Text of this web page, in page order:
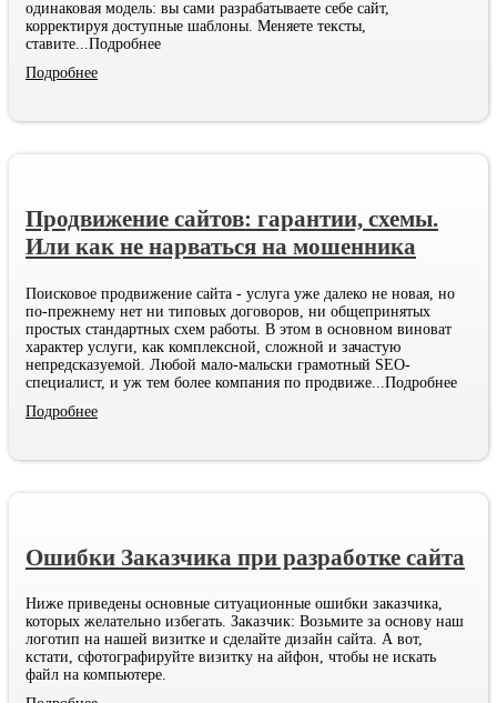
одинаковая модель: вы сами разрабатываете себе сайт,
корректируя доступные шаблоны. Меняете тексты,
ставите...Подробнее
Подробнее
Продвижение сайтов: гарантии, схемы.
Или как не нарваться на мошенника
Поисковое продвижение сайта - услуга уже далеко не новая, но
по-прежнему нет ни типовых договоров, ни общепринятых
простых стандартных схем работы. В этом в основном виноват
характер услуги, как комплексной, сложной и зачастую
непредсказуемой. Любой мало-мальски грамотный SEO-
специалист, и уж тем более компания по продвиже ...Подробнее
Подробнее
Ошибки Заказчика при разработке сайта
Ниже приведены основные ситуационные ошибки заказчика,
которых желательно избегать. Заказчик: Возьмите за основу наш
логотип на нашей визитке и сделайте дизайн сайта. А вот,
кстати, сфотографируйте визитку на айфон, чтобы не искать
файл на компьютере.